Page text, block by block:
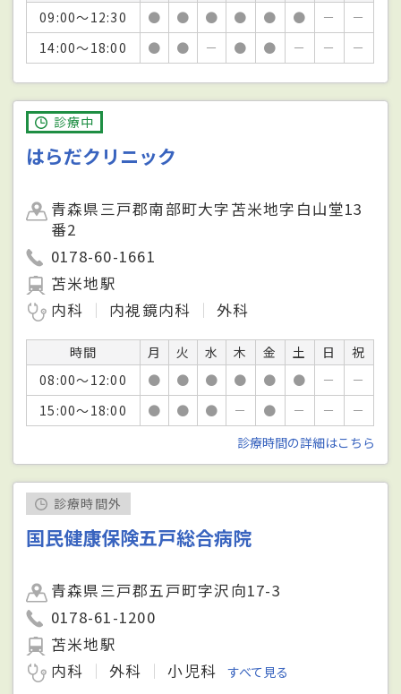
09:00～12:30
● ● ● ● ● ● －
－
14:00～18:00
● ● － ● ● － － －
診療中
はらだクリニック
青森県三戸郡南部町大字苫米地字白山堂13
番2
0178-60-1661
苫米地駅
内科
内視鏡内科 外科
時間 月 火 水 木 金 土 日
祝
08:00～12:00
● ● ● ● ● ● －
－
15:00～18:00
● ● ● － ● － －
－
診療時間の詳細はこちら
診療時間外
国民健康保険五戸総合病院
青森県三戸郡五戸町字沢向17-3
0178-61-1200
苫米地駅
内科
外科 小児科 すべて見る